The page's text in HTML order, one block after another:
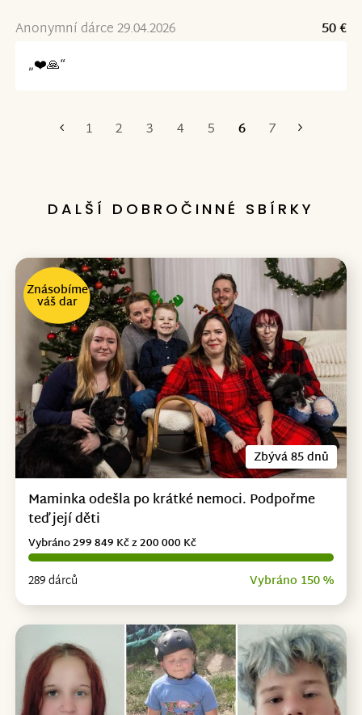
Anonymní dárce 29.04.2026
50 €
„❤️🙏“
1 2 3 4 5 6 7
DALŠÍ DOBROČINNÉ SBÍRKY
Zbývá 85 dnů
Znásobíme
váš dar
Maminka odešla po krátké nemoci. Podpořme
teď její děti
289 dárců Vybráno 150 %
Vybráno 299 849 Kč z 200 000 Kč